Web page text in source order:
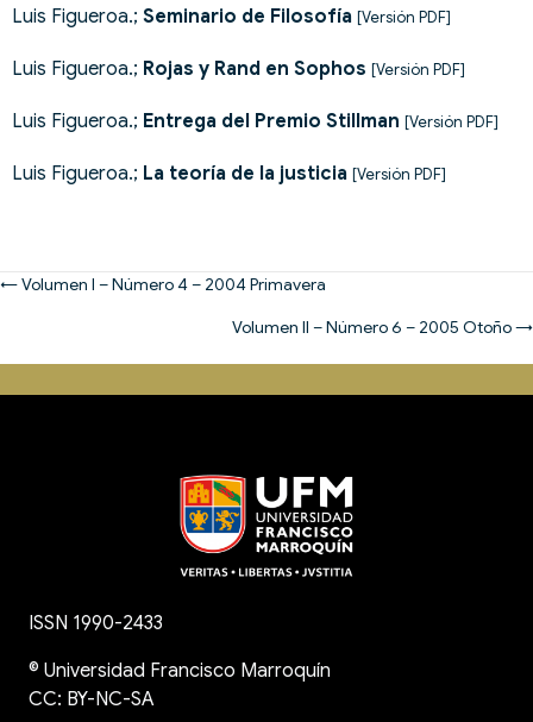
Luis Figueroa.; Seminario de Filosofía [Versión PDF]
Luis Figueroa.; Rojas y Rand en Sophos [Versión PDF]
Luis Figueroa.; Entrega del Premio Stillman [Versión PDF]
Luis Figueroa.; La teoría de la justicia [Versión PDF]
Posts
← Volumen I – Número 4 – 2004 Primavera
Volumen II – Número 6 – 2005 Otoño →
ISSN 1990-2433
© Universidad Francisco Marroquín
CC: BY-NC-SA